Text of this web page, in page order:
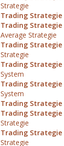
Strategie
Trading Strategie
Trading Strategie
Average Strategie
Trading Strategie
Strategie
Trading Strategie
System
Trading Strategie
System
Trading Strategie
Trading Strategie
Strategie
Trading Strategie
Strategie